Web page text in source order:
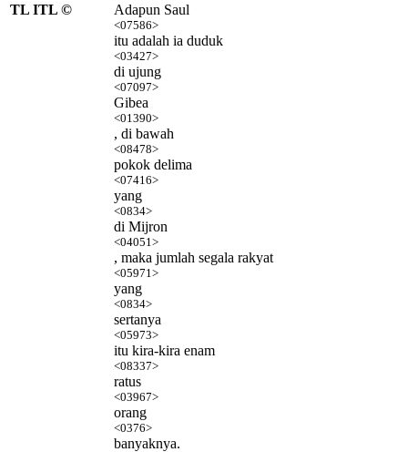
TL ITL ©
Adapun Saul
<07586>
itu adalah ia duduk
<03427>
di ujung
<07097>
Gibea
<01390>
, di bawah
<08478>
pokok delima
<07416>
yang
<0834>
di Mijron
<04051>
, maka jumlah segala rakyat
<05971>
yang
<0834>
sertanya
<05973>
itu kira-kira enam
<08337>
ratus
<03967>
orang
<0376>
banyaknya.